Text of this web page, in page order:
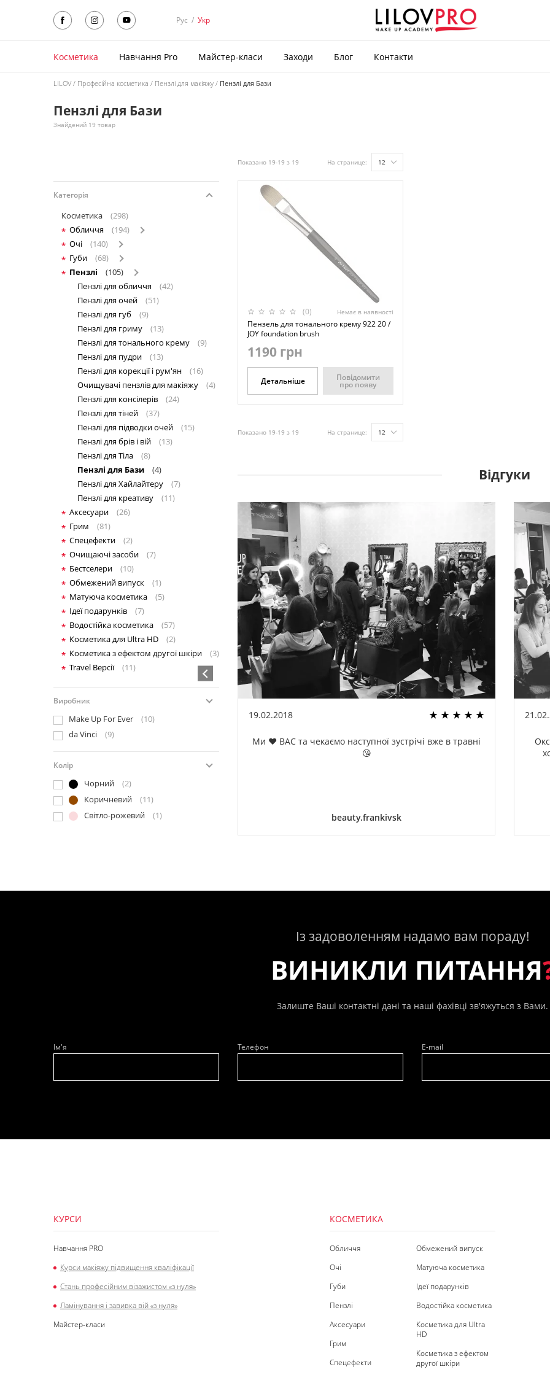
Рус / Укр
Косметика Навчання Pro Майстер-класи Заходи Блог Контакти
LILOV Професійна косметика Пензлі для макіяжу Пензлі для Бази
Пензлі для Бази
Знайдений 19 товар
Категорія
Косметика
(298)
Обличчя
(194)
Очі
(140)
Губи
(68)
Пензлі
(105)
Пензлі для обличчя
(42)
Пензлі для очей
(51)
Пензлі для губ
(9)
Пензлі для гриму
(13)
Пензлі для тонального крему
(9)
Пензлі для пудри
(13)
Пензлі для корекції і рум'ян
(16)
Очищувачі пензлів для макіяжу
(4)
Пензлі для консілерів
(24)
Пензлі для тіней
(37)
Пензлі для підводки очей
(15)
Пензлі для брів і вій
(13)
Пензлі для Тіла
(8)
Пензлі для Бази
(4)
Пензлі для Хайлайтеру
(7)
Пензлі для креативу
(11)
Аксесуари
(26)
Грим
(81)
Спецефекти
(2)
Очищаючі засоби
(7)
Бестселери
(10)
Обмежений випуск
(1)
Матуюча косметика
(5)
Ідеї подарунків
(7)
Водостійка косметика
(57)
Косметика для Ultra HD
(2)
Косметика з ефектом другої шкіри
(3)
Travel Версії
(11)
Виробник
Make Up For Ever
(10)
da Vinci
(9)
Колір
Чорний
(2)
Коричневий
(11)
Світло-рожевий
(1)
Показано 19-19 з 19 На странице: 12
(0) Немає в наявності
Пензель для тонального крему 922 20 /
JOY foundation brush
1190 грн
Детальніше Повідомити
про появу
Показано 19-19 з 19 На странице: 12
Відгуки
19.02.2018
Ми ❤️ ВАС та чекаємо наступної зустрічі вже в травні
😘
beauty.frankivsk
Із задоволенням надамо вам пораду!
ВИНИКЛИ ПИТАННЯ
Залиште Ваші контактні дані та наші фахівці зв'яжуться з Вами.
Ім'я Телефон E-mail
КУРСИ
Навчання PRO
Курси макіяжу підвищення кваліфікації
Стань професійним візажистом «з нуля»
Ламінування і завивка вій «з нуля»
Майстер-класи
КОСМЕТИКА
Обличчя
Очі
Губи
Пензлі
Аксесуари
Грим
Спецефекти
Обмежений випуск
Матуюча косметика
Ідеї подарунків
Водостійка косметика
Косметика для Ultra
HD
Косметика з ефектом
другої шкіри